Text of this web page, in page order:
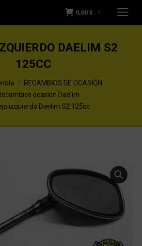
0,00 € 0
DAELIM S2
125CC
RECAMBIOS DE OCASIÓN
ocasión Daelim
izquierdo Daelim S2 125cc